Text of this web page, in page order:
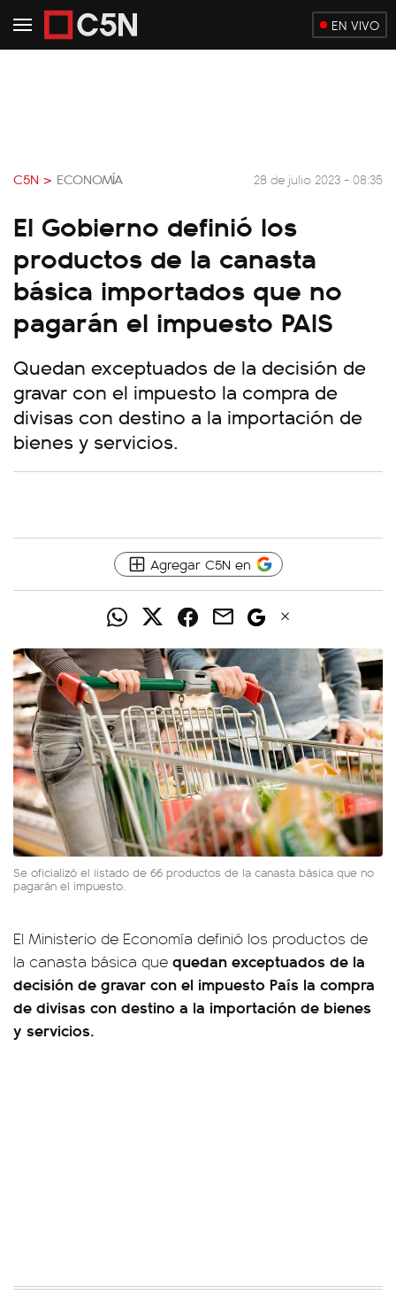
EN VIVO
C5N > ECONOMÍA 28 de julio 2023 - 08:35
El Gobierno definió los
productos de la canasta
básica importados que no
pagarán el impuesto PAIS
Quedan exceptuados de la decisión de
gravar con el impuesto la compra de
divisas con destino a la importación de
bienes y servicios.
Agregar C5N en
Se oficializó el iistado de 66 productos de la canasta básica que no
pagarán el impuesto.
El Ministerio de Economía definió los productos de
la canasta básica que quedan exceptuados de la
decisión de gravar con el impuesto País la compra
de divisas con destino a la importación de bienes
y servicios.